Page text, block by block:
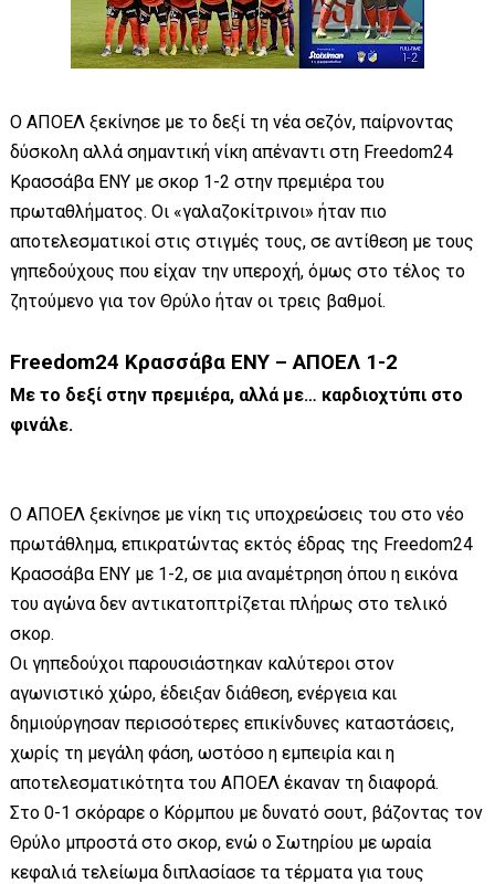
Ο ΑΠΟΕΛ ξεκίνησε με το δεξί τη νέα σεζόν, παίρνοντας
δύσκολη αλλά σημαντική νίκη απέναντι στη Freedom24
Κρασσάβα ΕΝΥ με σκορ 1-2 στην πρεμιέρα του
πρωταθλήματος. Οι «γαλαζοκίτρινοι» ήταν πιο
αποτελεσματικοί στις στιγμές τους, σε αντίθεση με τους
γηπεδούχους που είχαν την υπεροχή, όμως στο τέλος το
ζητούμενο για τον Θρύλο ήταν οι τρεις βαθμοί.
Freedom24 Κρασσάβα ΕΝΥ – ΑΠΟΕΛ 1-2
Με το δεξί στην πρεμιέρα, αλλά με… καρδιοχτύπι στο
φινάλε.
Ο ΑΠΟΕΛ ξεκίνησε με νίκη τις υποχρεώσεις του στο νέο
πρωτάθλημα, επικρατώντας εκτός έδρας της Freedom24
Κρασσάβα ΕΝΥ με 1-2, σε μια αναμέτρηση όπου η εικόνα
του αγώνα δεν αντικατοπτρίζεται πλήρως στο τελικό
σκορ.
Οι γηπεδούχοι παρουσιάστηκαν καλύτεροι στον
αγωνιστικό χώρο, έδειξαν διάθεση, ενέργεια και
δημιούργησαν περισσότερες επικίνδυνες καταστάσεις,
χωρίς τη μεγάλη φάση, ωστόσο η εμπειρία και η
αποτελεσματικότητα του ΑΠΟΕΛ έκαναν τη διαφορά.
Στο 0-1 σκόραρε ο Κόρμπου με δυνατό σουτ, βάζοντας τον
Θρύλο μπροστά στο σκορ, ενώ ο Σωτηρίου με ωραία
κεφαλιά τελείωμα διπλασίασε τα τέρματα για τους